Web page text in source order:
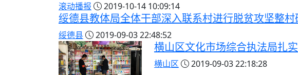
滚动播报 2019-10-14 10:09:14
绥德县教体局全体干部深入联系村进行脱贫攻坚整村
绥德县 2019-09-03 22:48:52
横山区文化市场综合执法局扎
横山区 2019-09-03 22:18:28